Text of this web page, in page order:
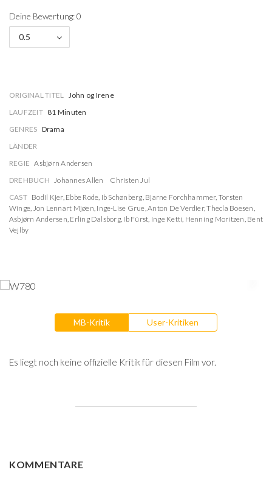
Deine Bewertung: 0
0.5
ORIGINAL TITEL John og Irene
LAUFZEIT 81 Minuten
GENRES Drama
LÄNDER
REGIE Asbjørn Andersen
DREHBUCH Johannes Allen
Christen Jul
CAST Bodil Kjer, Ebbe Rode, Ib Schønberg, Bjarne Forchhammer, Torsten
Winge, Jon Lennart Mjøen, Inge-Lise Grue,Anton De Verdier,Thecla Boesen,
Asbjørn Andersen, Erling Dalsborg, Ib Fürst, Inge Ketti, Henning Moritzen, Bent
Vejlby
MB-Kritik User-Kritiken
Es liegt noch keine offizielle Kritik für diesen Film vor.
KOMMENTARE